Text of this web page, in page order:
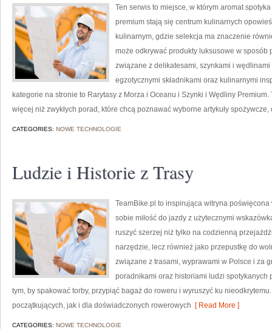
Ten serwis to miejsce, w którym aromat
premium stają się centrum kulinarnych
kulinarnym, gdzie selekcja ma znaczenie
może odkrywać produkty luksusowe w sposób
związane z delikatesami, szynkami i
egzotycznymi składnikami oraz kulinarnymi
kategorie na stronie to Rarytasy z Morza i Oceanu i Szynki i Wędliny
więcej niż zwykłych porad, które chcą poznawać wyborne artykuły spożywcze,
CATEGORIES: NOWE TECHNOLOGIE
Ludzie i Historie z Trasy
TeamBike.pl to inspirująca witryna poświęcona
sobie miłość do jazdy z użytecznymi
ruszyć szerzej niż tylko na codzienną
narzędzie, lecz również jako przepustkę do
związane z trasami, wyprawami w Polsce i za
poradnikami oraz historiami ludzi spotykanych
tym, by spakować torby, przypiąć bagaż do roweru i wyruszyć ku
początkujących, jak i dla doświadczonych rowerowych [ Read More ]
CATEGORIES: NOWE TECHNOLOGIE